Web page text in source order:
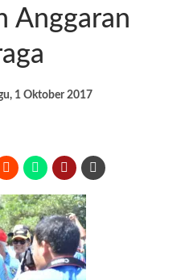
Anggaran
1 Oktober 2017